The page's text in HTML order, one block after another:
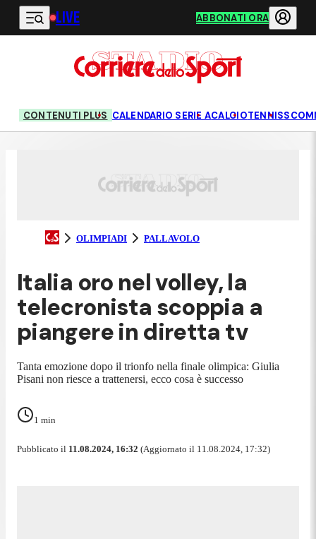
Vai al contenuto principale
LIVE ABBONATI ORA
CONTENUTI PLUS CALENDARIO SERIE ACALCIOTENNIS
OLIMPIADI PALLAVOLO
Italia oro nel volley, la
telecronista scoppia a
piangere in diretta tv
Tanta emozione dopo il trionfo nella finale olimpica: Giulia
Pisani non riesce a trattenersi, ecco cosa è successo
1 min
Pubblicato il 11.08.2024, 16:32 (Aggiornato il 11.08.2024, 17:32)